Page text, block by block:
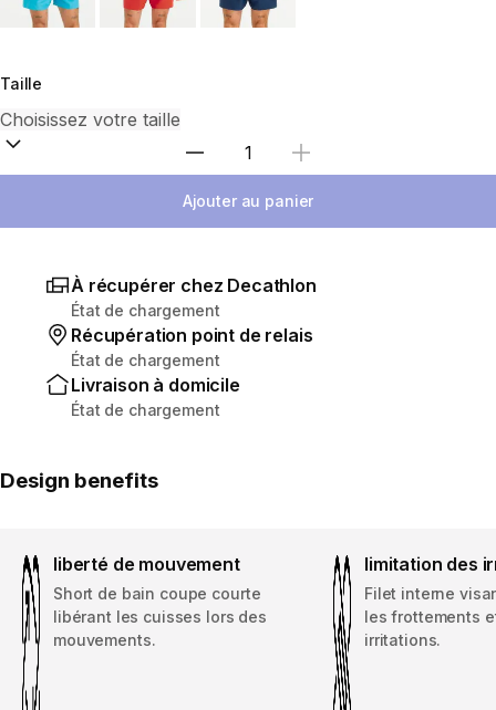
Taille
Sélectionnez la quantité
Ajouter au panier
À récupérer chez Decathlon
État de chargement
Récupération point de relais
État de chargement
Livraison à domicile
État de chargement
Design benefits
liberté de mouvement
Short de bain coupe courte
libérant les cuisses lors des
mouvements.
limitation des
Filet interne
les frottements
irritations.